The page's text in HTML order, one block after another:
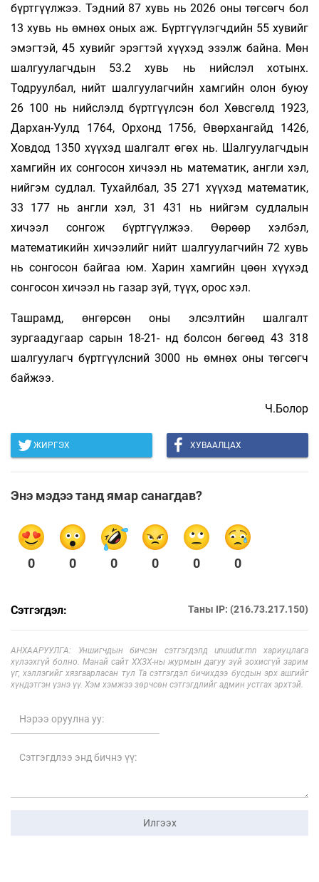
бүртгүүлжээ. Тэдний 87 хувь нь 2026 оны төгсөгч бол
13 хувь нь өм­нөх оных аж. Бүртгүүлэгчдийн 55 хувийг
эмэгтэй, 45 хувийг эрэгтэй хүүхэд эзэлж байна. Мөн
шалгуулагчдын 53.2 хувь нь нийслэл хотынх.
Тодруулбал, нийт шал­гуулагчийн хамгийн олон буюу
26 100 нь нийслэлд бүртгүүлсэн бол Хөвсгөлд 1923,
Дархан-Уулд 1764, Орхонд 1756, Өвөр­хангайд 1426,
Ховдод 1350 хүүхэд шалгалт өгөх нь. Шалгуулагчдын
хамгийн их сонгосон хичээл нь математик, англи хэл,
нийгэм судлал. Тухайлбал, 35 271 хүүхэд ма­тематик,
33 177 нь англи хэл, 31 431 нь ний­гэм судлалын
хичээл сонгож бүртгүүл­жээ. Өөрөөр хэлбэл,
математикийн хи­чээ­лийг нийт шалгуулагчийн 72 хувь
нь сон­госон байгаа юм. Харин хамгийн цөөн хүү­хэд
сонгосон хичээл нь газар зүй, түүх, орос хэл.
Ташрамд, өнгөрсөн оны элсэлтийн шалгалт
зургаадугаар сарын 18-21- нд болсон бө­гөөд 43 318
шалгуулагч бүртгүүлсний 3000 нь өмнөх оны төгсөгч
байжээ.
Ч.Болор
ЖИРГЭХ ХУВААЛЦАХ
Энэ мэдээ танд ямар санагдав?
0 0 0 0 0 0
Сэтгэгдэл: Таны IP: (216.73.217.150)
АНХААРУУЛГА: Уншигчдын бичсэн сэтгэгдэлд unuudur.mn хариуцлага
хүлээхгүй болно. Манай сайт ХХЗХ-ны журмын дагуу зүй зохисгүй зарим
үг, хэллэгийг хязгаарласан тул Та сэтгэгдэл бичихдээ бусдын эрх ашгийг
хүндэтгэн үзнэ үү. Хэм хэмжээ зөрчсөн сэтгэгдлийг админ устгах эрхтэй.
Илгээх